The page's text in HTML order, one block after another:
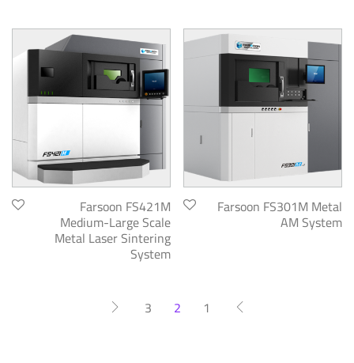
Farsoon FS301M Metal
AM System
Farsoon FS421M
Medium-Large Scale
Metal Laser Sintering
System
1
2
3